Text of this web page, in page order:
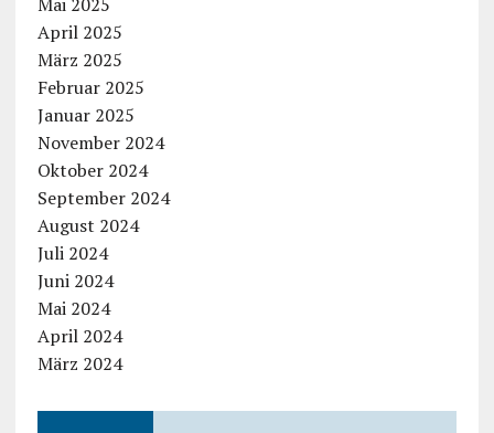
April 2025
März 2025
Februar 2025
Januar 2025
November 2024
Oktober 2024
September 2024
August 2024
Juli 2024
Juni 2024
Mai 2024
April 2024
März 2024